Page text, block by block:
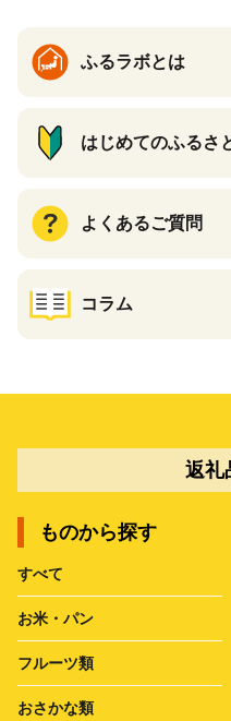
ふるラボとは
はじめてのふるさ
よくあるご質問
コラム
返礼
ものから探す
すべて
お米・パン
フルーツ類
おさかな類